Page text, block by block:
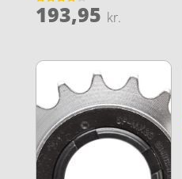
Vurderet
3.8
193,95 kr.